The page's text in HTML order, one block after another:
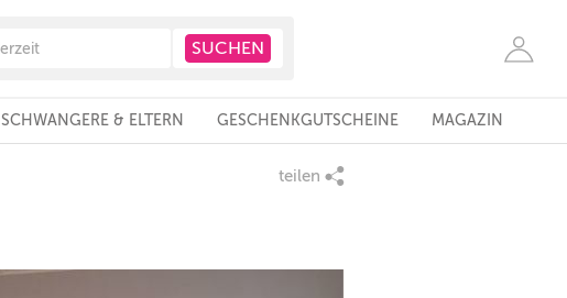
SCHWANGERE & ELTERN GESCHENKGUTSCHEINE MAGAZIN
teilen